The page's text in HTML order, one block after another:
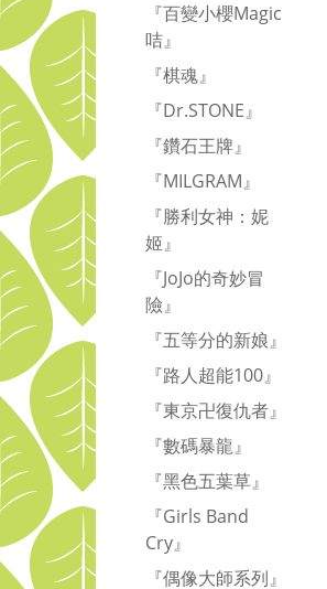
『百變小櫻Magic
咭』
『棋魂』
『Dr.STONE』
『鑽石王牌』
『MILGRAM』
『勝利女神：妮
姬』
『JoJo的奇妙冒
險』
『五等分的新娘』
『路人超能100』
『東京卍復仇者』
『數碼暴龍』
『黑色五葉草』
『Girls Band
Cry』
『偶像大師系列』